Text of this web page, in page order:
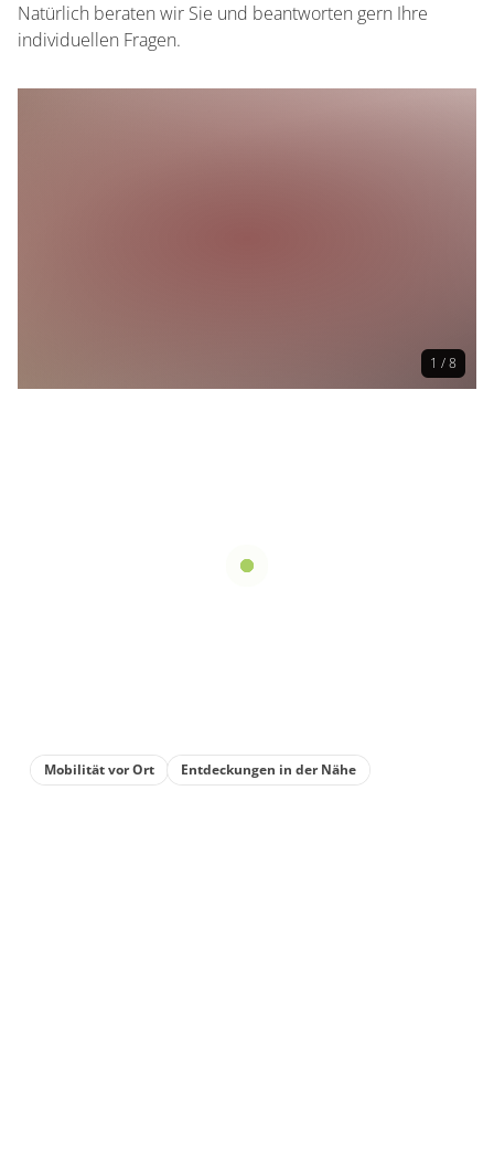
Natürlich beraten wir Sie und beantworten gern Ihre
individuellen Fragen.
1 / 8
Mobilität vor Ort Entdeckungen in der Nähe